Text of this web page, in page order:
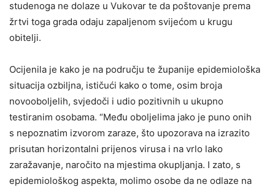
studenoga ne dolaze u Vukovar te da poštovanje prema
žrtvi toga grada odaju zapaljenom svijećom u krugu
obitelji.
Ocijenila je kako je na području te županije epidemiološka
situacija ozbiljna, ističući kako o tome, osim broja
novooboljelih, svjedoči i udio pozitivnih u ukupno
testiranim osobama. “Među oboljelima jako je puno onih
s nepoznatim izvorom zaraze, što upozorava na izrazito
prisutan horizontalni prijenos virusa i na vrlo lako
zaražavanje, naročito na mjestima okupljanja. I zato, s
epidemiološkog aspekta, molimo osobe da ne odlaze na